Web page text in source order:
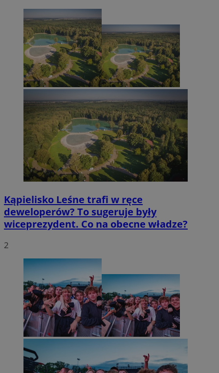
Kąpielisko Leśne trafi w ręce
deweloperów? To sugeruje były
wiceprezydent. Co na obecne władze?
2